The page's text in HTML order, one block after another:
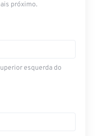
próximo.
esquerda do